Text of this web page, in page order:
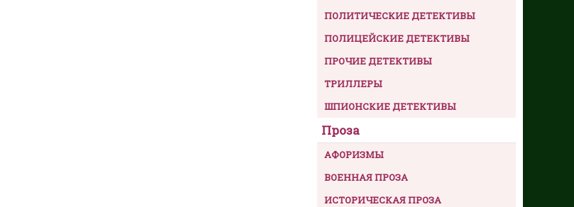
ПОЛИТИЧЕСКИЕ ДЕТЕКТИВЫ
ПОЛИЦЕЙСКИЕ ДЕТЕКТИВЫ
ПРОЧИЕ ДЕТЕКТИВЫ
ТРИЛЛЕРЫ
ШПИОНСКИЕ ДЕТЕКТИВЫ
Проза
АФОРИЗМЫ
ВОЕННАЯ ПРОЗА
ИСТОРИЧЕСКАЯ ПРОЗА